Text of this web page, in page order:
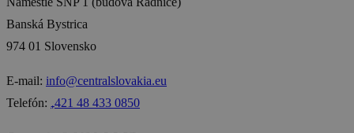
Banská Bystrica
974 01 Slovensko
E-mail: info@centralslovakia.eu
Telefón: ₊421 48 433 0850